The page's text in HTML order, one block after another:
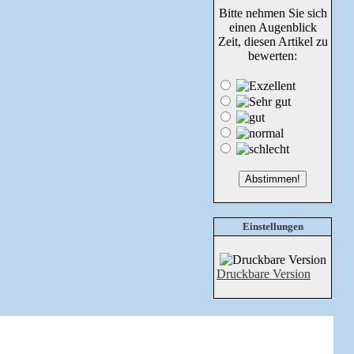
Bitte nehmen Sie sich
einen Augenblick
Zeit, diesen Artikel zu
bewerten:
Einstellungen
Druckbare Version